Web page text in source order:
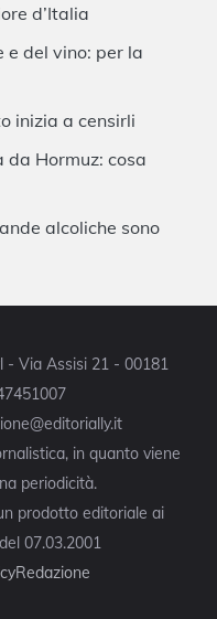
d’Italia
e del vino: per la
inizia a censirli
Hormuz: cosa
alcoliche sono
- Via Assisi 21 - 00181
in quanto viene
periodicità.
prodotto editoriale ai
07.03.2001
Redazione